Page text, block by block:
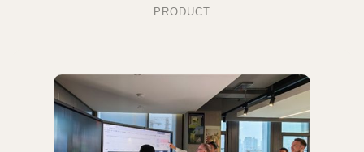
PRODUCT